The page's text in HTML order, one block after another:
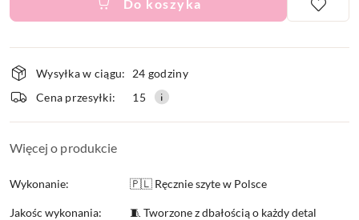
Do koszyka
i
dostawa
Wysyłka w ciągu:
24 godziny
Cena przesyłki:
15
Więcej o produkcie
Wykonanie: 🇵🇱 Ręcznie szyte w Polsce
Jakośc wykonania: 🧵 Tworzone z dbałością o każdy detal